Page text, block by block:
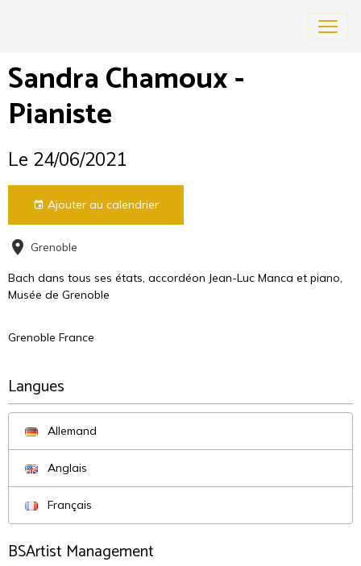
Sandra Chamoux -
Pianiste
Le 24/06/2021
Ajouter au calendrier
Grenoble
Bach dans tous ses états, accordéon Jean-Luc Manca et piano,
Musée de Grenoble
Grenoble France
Langues
Allemand
Anglais
Français
BSArtist Management